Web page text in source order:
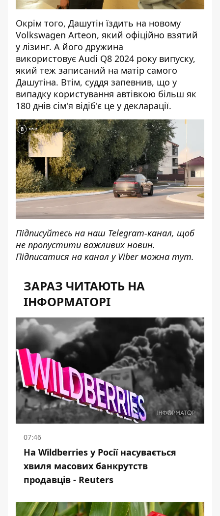
Окрім того, Дашутін їздить на новому
Volkswagen Arteon, який офіційно взятий
у лізинг. А його дружина
використовує Audi Q8 2024 року випуску,
який теж записаний на матір самого
Дашутіна. Втім, суддя запевнив, що у
випадку користування автівкою більш як
180 днів сім'я відіб'є це у декларації.
Підписуйтесь на наш Telegram-канал, щоб
не пропустити важливих новин.
Підписатися на канал у Viber можна тут.
ЗАРАЗ ЧИТАЮТЬ НА
ІНФОРМАТОРІ
07:46
На Wildberries у Росії насувається
хвиля масових банкрутств
продавців - Reuters